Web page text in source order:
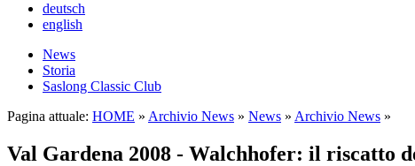
deutsch
english
News
Storia
Saslong Classic Club
Pagina attuale: HOME » Archivio News » News » Archivio News »
Val Gardena 2008 - Walchhofer: il riscatto